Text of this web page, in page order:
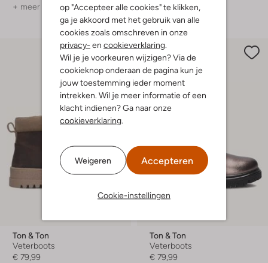
op "Accepteer alle cookies" te klikken,
ga je akkoord met het gebruik van alle
cookies zoals omschreven in onze
privacy- en cookieverklaring.
Wil je je voorkeuren wijzigen? Via de
cookieknop onderaan de pagina kun je
jouw toestemming ieder moment
intrekken. Wil je meer informatie of een
klacht indienen? Ga naar onze
cookieverklaring.
Weigeren Accepteren
Cookie-instellingen
+ meer kleuren + meer kleuren
Ton & Ton
Veterboots
€ 79,99
Ton & Ton
Veterboots
€ 79,99